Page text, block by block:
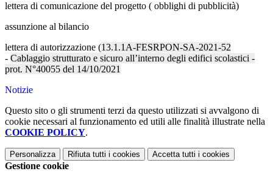
lettera di comunicazione del progetto ( obblighi di pubblicità)
assunzione al bilancio
lettera di autorizzazione (13.1.1A-FESRPON-SA-2021-52
- Cablaggio strutturato e sicuro all’interno degli edifici scolastici -
prot. N°40055 del 14/10/2021
Notizie
Questo sito o gli strumenti terzi da questo utilizzati si avvalgono di
cookie necessari al funzionamento ed utili alle finalità illustrate nella
COOKIE POLICY.
Personalizza Rifiuta tutti i cookies Accetta tutti i cookies
Gestione cookie